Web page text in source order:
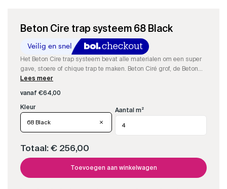
Beton Cire trap systeem 68 Black
Het Beton Cire trap systeem bevat alle materialen om een super
gave, stoere of chique trap te maken. Beton Ciré grof, de Beton
Cire fijn, de resin om aan te maken, kleurstof, impregneer en
Lees meer
vanaf €64,00
68 Black
Aantal m²
Totaal: € 256,00
Toevoegen aan winkelwagen